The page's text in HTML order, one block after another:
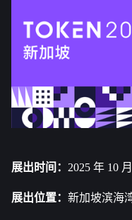
展出时间： 2025 年 10
展出位置： 新加坡滨海